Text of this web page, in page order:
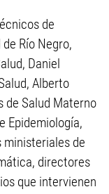
de
Río Negro,
Daniel
Alberto
de Salud Materno
Epidemiología,
ministeriales de
directores
que intervienen